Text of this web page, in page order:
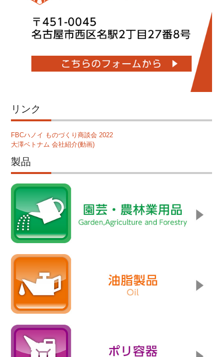
リンク
FBCハノイ ものづくり商談会 2022
大澤ベトナム 会社紹介(動画)
製品